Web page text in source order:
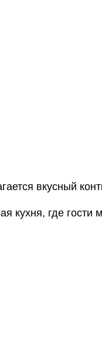
вкусный
кухня, где гости